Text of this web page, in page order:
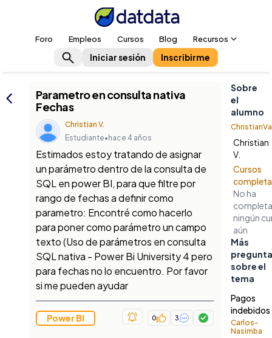
Foro Empleos Cursos Blog Recursos
Iniciar sesión Inscribirme
Parametro en consulta nativa
Fechas
Christian V.
Estudiante• hace 4 años
Estimados estoy tratando de asignar
un parámetro dentro de la consulta de
SQL en power BI, para que filtre por
rango de fechas a definir como
parametro: Encontré como hacerlo
para poner como parámetro un campo
texto (Uso de parámetros en consulta
SQL nativa - Power Bi University 4 pero
para fechas no lo encuentro. Por favor
si me pueden ayudar
Power BI 0 3
Sobre
el
alumno
Christian
V.
Cursos
No ha
ningún
aún
Más
sobre el
tema
Pagos
indebidos
Carlos-
Nasimba